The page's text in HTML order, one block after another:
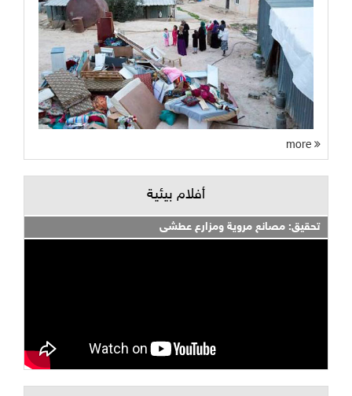
أفلام بيئية
تحقيق: مصانع مروية ومزارع عطشى